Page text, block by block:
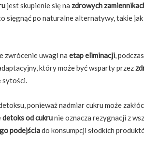
jest skupienie się na zdrowych
sięgnąć po naturalne alternatywy, takie jak
zwrócenie uwagi na etap eliminacji,
który może być wsparty przez
sytości.
ponieważ nadmiar cukru może
detoks od cukrunie oznacza rezygnacji z
podejściado konsumpcji słodkich